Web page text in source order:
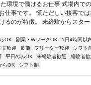
環境で働けるお仕事 式場内で
仕事です。 慌ただしい接客で
るのが特徴。 未経験からスタ
OK 副業・WワークOK
1日4時間以
夫歓迎 長期 フリーター歓迎 シフト
平日のみOK 未経験者歓迎 経験者歓
らOK シフト制